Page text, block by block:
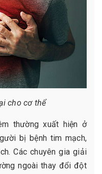
cho cơ thể
thường xuất hiện ở
bị bệnh tim mạch,
Các chuyên gia giải
ngoài thay đổi đột